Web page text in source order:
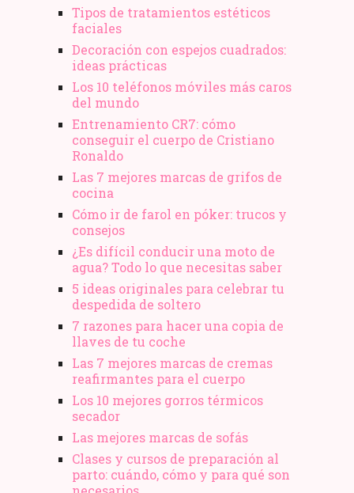
Tipos de tratamientos estéticos
faciales
Decoración con espejos cuadrados:
ideas prácticas
Los 10 teléfonos móviles más caros
del mundo
Entrenamiento CR7: cómo
conseguir el cuerpo de Cristiano
Ronaldo
Las 7 mejores marcas de grifos de
cocina
Cómo ir de farol en póker: trucos y
consejos
¿Es difícil conducir una moto de
agua? Todo lo que necesitas saber
5 ideas originales para celebrar tu
despedida de soltero
7 razones para hacer una copia de
llaves de tu coche
Las 7 mejores marcas de cremas
reafirmantes para el cuerpo
Los 10 mejores gorros térmicos
secador
Las mejores marcas de sofás
Clases y cursos de preparación al
parto: cuándo, cómo y para qué son